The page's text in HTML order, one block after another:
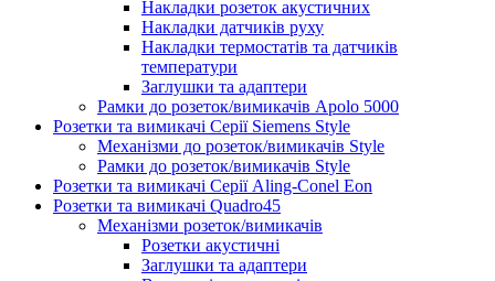
Накладки розеток акустичних
Накладки датчиків руху
Накладки термостатів та датчиків
температури
Заглушки та адаптери
Рамки до розеток/вимикачів Apolo 5000
Розетки та вимикачі Серії Siemens Style
Механізми до розеток/вимикачів Style
Рамки до розеток/вимикачів Style
Розетки та вимикачі Серії Aling-Conel Eon
Розетки та вимикачі Quadro45
Механізми розеток/вимикачів
Розетки акустичні
Заглушки та адаптери